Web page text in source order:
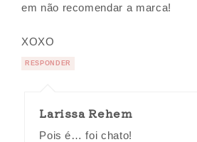
em não recomendar a marca!
XOXO
RESPONDER
Larissa Rehem
Pois é… foi chato!